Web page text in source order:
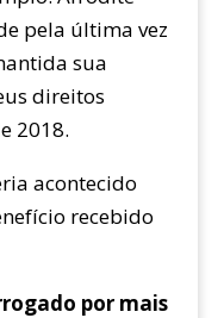
pela última vez
sua
direitos
2018.
acontecido
recebido
por mais